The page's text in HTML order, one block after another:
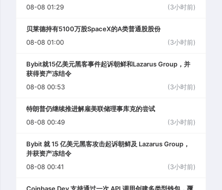
08-08 01:29
(3小时前)
贝莱德持有5100万股SpaceX的A类普通股股份
08-08 01:00
(3小时前)
Bybit就15亿美元黑客事件起诉朝鲜和Lazarus Group，并
获得资产冻结令
08-08 00:53
(3小时前)
特朗普仍继续推进解雇美联储理事库克的尝试
08-08 00:49
(3小时前)
Bybit 就 15 亿美元黑客攻击起诉朝鲜及 Lazarus Group，
并获资产冻结令
08-08 00:41
(3小时前)